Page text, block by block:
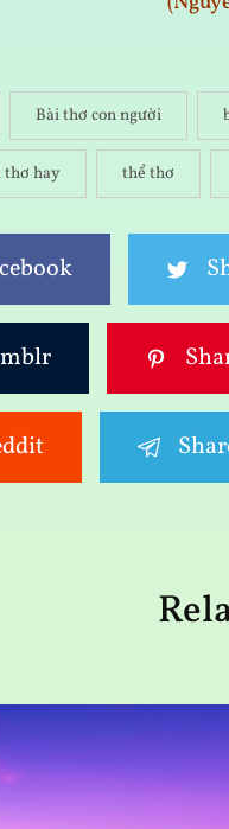
Bài thơ con người
thơ hay thể thơ